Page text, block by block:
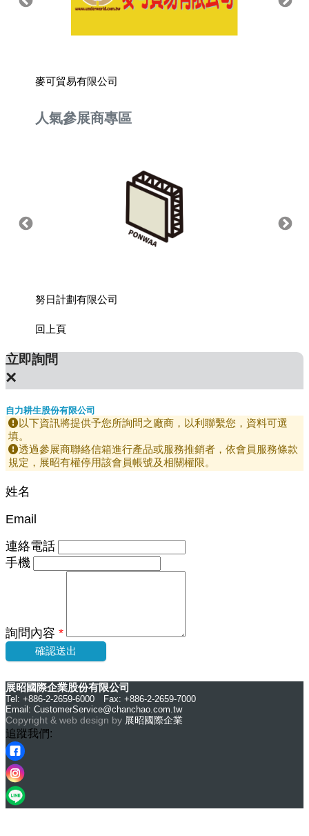
麥可貿易有限公司
人氣參展商專區
努日計劃有限公司
回上頁
立即詢問
×
自力耕生股份有限公司
以下資訊將提供予您所詢問之廠商，以利聯繫您，資料可選
填。
透過參展商聯絡信箱進行產品或服務推銷者，依會員服務條款
規定，展昭有權停用該會員帳號及相關權限。
姓名
Email
連絡電話
手機
詢問內容 *
確認送出
展昭國際企業股份有限公司
Tel: +886-2-2659-6000 Fax: +886-2-2659-7000
Email: CustomerService@chanchao.com.tw
Copyright & web design by 展昭國際企業
追蹤我們: